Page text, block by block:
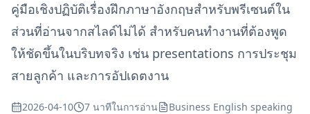
คู่มือเชิงปฏิบัติเรื่องฝึกภาษาอังกฤษสำหรับพรีเซนต์ใน
ส่วนที่อ่านจากสไลด์ไม่ได้ สำหรับคนทำงานที่ต้องพูด
ให้ชัดขึ้นในบริบทจริง เช่น presentations การประชุม
สายลูกค้า และการอัปเดตงาน
2026-04-10 7 นาทีในการอ่าน Business English speaking